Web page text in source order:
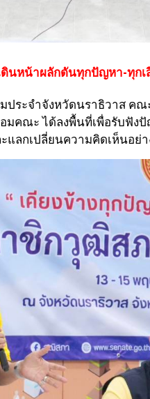
น้าผลักดันทุกปัญหา-ทุกเ
ระจำจังหวัดนราธิวาส ค
มคณะ ได้ลงพื้นที่เพื่อรับฟัง
แลกเปลี่ยนความคิดเห็นอย่